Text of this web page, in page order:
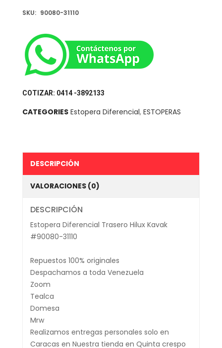
SKU: 90080-31110
COTIZAR: 0414 -3892133
CATEGORIES Estopera Diferencial, ESTOPERAS
DESCRIPCIÓN
VALORACIONES (0)
DESCRIPCIÓN
Estopera Diferencial Trasero Hilux Kavak
#90080-31110
Repuestos 100% originales
Despachamos a toda Venezuela
Zoom
Tealca
Domesa
Mrw
Realizamos entregas personales solo en
Caracas en Nuestra tienda en Quinta crespo